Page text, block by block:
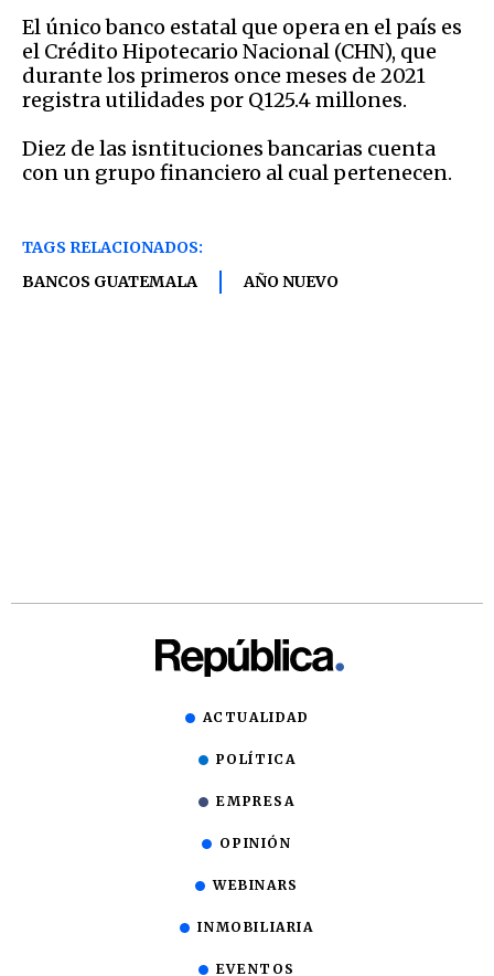
El único banco estatal que opera en el país es
el Crédito Hipotecario Nacional (CHN), que
durante los primeros once meses de 2021
registra utilidades por Q125.4 millones.
Diez de las isntituciones bancarias cuenta
con un grupo financiero al cual pertenecen.
TAGS RELACIONADOS:
BANCOS GUATEMALA
AÑO NUEVO
ACTUALIDAD
POLÍTICA
EMPRESA
OPINIÓN
WEBINARS
INMOBILIARIA
EVENTOS